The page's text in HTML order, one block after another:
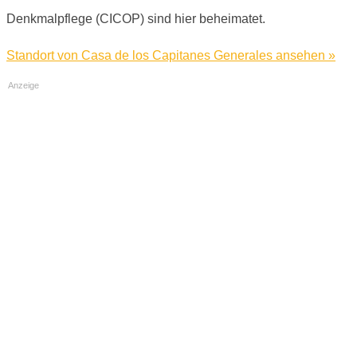
Denkmalpflege (CICOP) sind hier beheimatet.
Standort von Casa de los Capitanes Generales ansehen »
Anzeige